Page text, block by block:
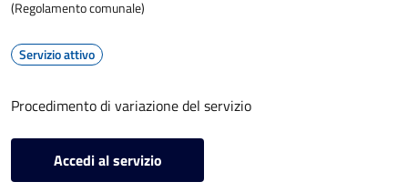
(Regolamento comunale)
Servizio attivo
Procedimento di variazione del servizio
Accedi al servizio